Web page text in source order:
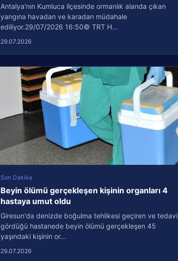
Antalya'nın Kumluca ilçesinde ormanlık alanda çıkan
yangına havadan ve karadan müdahale
ediliyor.29/07/2026 16:50© TRT H...
29.07.2026
Son Dakika
Beyin ölümü gerçekleşen kişinin organları 4
hastaya umut oldu
Giresun'da denizde boğulma tehlikesi geçiren ve tedavi
gördüğü hastanede beyin ölümü gerçekleşen 45
yaşındaki kişinin or...
29.07.2026